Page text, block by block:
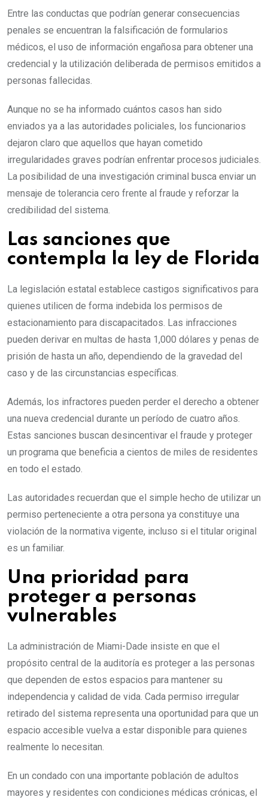
Entre las conductas que podrían generar consecuencias
penales se encuentran la falsificación de formularios
médicos, el uso de información engañosa para obtener una
credencial y la utilización deliberada de permisos emitidos a
personas fallecidas.
Aunque no se ha informado cuántos casos han sido
enviados ya a las autoridades policiales, los funcionarios
dejaron claro que aquellos que hayan cometido
irregularidades graves podrían enfrentar procesos judiciales.
La posibilidad de una investigación criminal busca enviar un
mensaje de tolerancia cero frente al fraude y reforzar la
credibilidad del sistema.
Las sanciones que
contempla la ley de Florida
La legislación estatal establece castigos significativos para
quienes utilicen de forma indebida los permisos de
estacionamiento para discapacitados. Las infracciones
pueden derivar en multas de hasta 1,000 dólares y penas de
prisión de hasta un año, dependiendo de la gravedad del
caso y de las circunstancias específicas.
Además, los infractores pueden perder el derecho a obtener
una nueva credencial durante un período de cuatro años.
Estas sanciones buscan desincentivar el fraude y proteger
un programa que beneficia a cientos de miles de residentes
en todo el estado.
Las autoridades recuerdan que el simple hecho de utilizar un
permiso perteneciente a otra persona ya constituye una
violación de la normativa vigente, incluso si el titular original
es un familiar.
Una prioridad para
proteger a personas
vulnerables
La administración de Miami-Dade insiste en que el
propósito central de la auditoría es proteger a las personas
que dependen de estos espacios para mantener su
independencia y calidad de vida. Cada permiso irregular
retirado del sistema representa una oportunidad para que un
espacio accesible vuelva a estar disponible para quienes
realmente lo necesitan.
En un condado con una importante población de adultos
mayores y residentes con condiciones médicas crónicas, el